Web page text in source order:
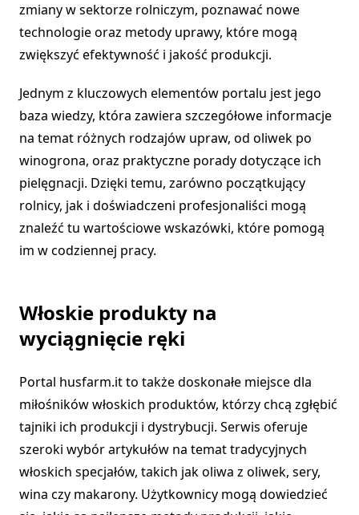
zmiany w sektorze rolniczym, poznawać nowe
technologie oraz metody uprawy, które mogą
zwiększyć efektywność i jakość produkcji.
Jednym z kluczowych elementów portalu jest jego
baza wiedzy, która zawiera szczegółowe informacje
na temat różnych rodzajów upraw, od oliwek po
winogrona, oraz praktyczne porady dotyczące ich
pielęgnacji. Dzięki temu, zarówno początkujący
rolnicy, jak i doświadczeni profesjonaliści mogą
znaleźć tu wartościowe wskazówki, które pomogą
im w codziennej pracy.
Włoskie produkty na
wyciągnięcie ręki
Portal husfarm.it to także doskonałe miejsce dla
miłośników włoskich produktów, którzy chcą zgłębić
tajniki ich produkcji i dystrybucji. Serwis oferuje
szeroki wybór artykułów na temat tradycyjnych
włoskich specjałów, takich jak oliwa z oliwek, sery,
wina czy makarony. Użytkownicy mogą dowiedzieć